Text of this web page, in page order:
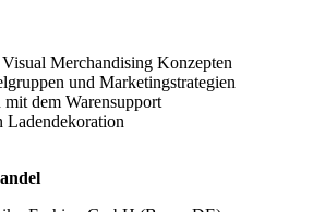
Merchandising Konzepten
und Marketingstrategien
dem Warensupport